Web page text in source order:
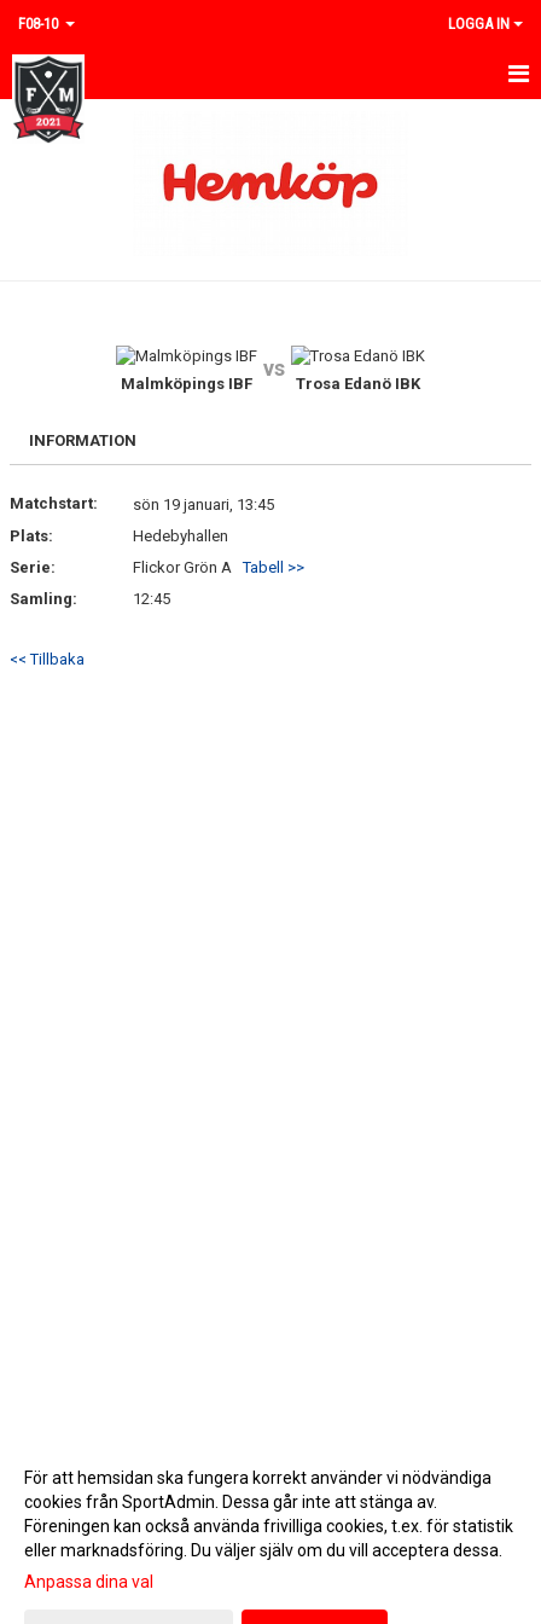
F08-10 LOGGA IN
HEM
DOKUMENT
Malmköpings IBF
vs
Trosa Edanö IBK
INFORMATION
Matchstart:
sön 19 januari, 13:45
Plats:
Hedebyhallen
Serie:
Flickor Grön ATabell >>
Samling:
12:45
<< Tillbaka
Gå till Webbversion
För att hemsidan ska fungera korrekt använder vi nödvändiga
cookies från SportAdmin. Dessa går inte att stänga av.
Föreningen kan också använda frivilliga cookies, t.ex. för statistik
eller marknadsföring. Du väljer själv om du vill acceptera dessa.
Anpassa dina val